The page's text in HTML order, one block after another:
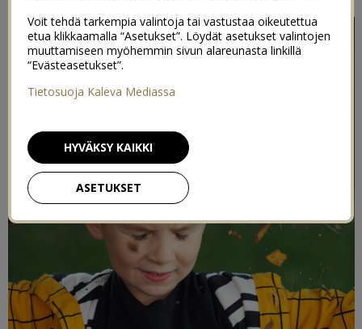
Voit tehdä tarkempia valintoja tai vastustaa oikeutettua
etua klikkaamalla “Asetukset”. Löydät asetukset valintojen
muuttamiseen myöhemmin sivun alareunasta linkillä
“Evästeasetukset”.
Tietosuoja Kaleva Mediassa
ASETUKSET
HYVÄKSY KAIKKI